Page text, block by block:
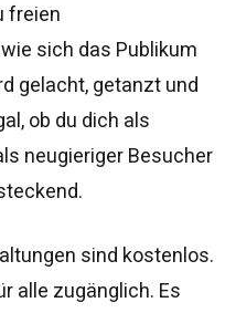
freien
sich das Publikum
gelacht, getanzt und
ob du dich als
neugieriger Besucher
sind kostenlos.
alle zugänglich. Es